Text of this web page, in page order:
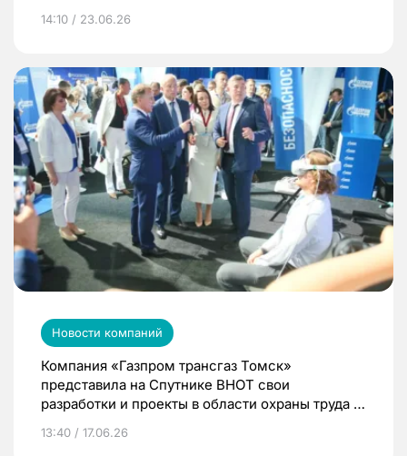
14:10 / 23.06.26
Новости компаний
Компания «Газпром трансгаз Томск»
представила на Спутнике ВНОТ свои
разработки и проекты в области охраны труда и
13:40 / 17.06.26